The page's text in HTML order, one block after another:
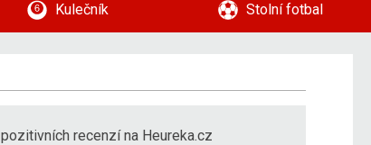
Kulečník Stolní fotbal
pozitivních recenzí na Heureka.cz